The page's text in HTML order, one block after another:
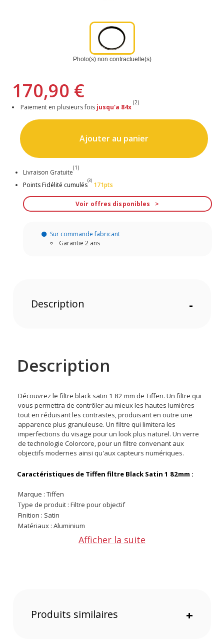
Photo(s) non contractuelle(s)
170,90 €
Paiement en plusieurs fois jusqu'a 84x
(2)
Ajouter au panier
Livraison Gratuite
(1)
Points Fidélité cumulés
(3)
171pts
Voir offres disponibles
Sur commande fabricant
Garantie 2 ans
Description -
Description
Découvrez le filtre black satin 1 82 mm de Tiffen. Un filtre qui
vous permettra de contrôler au mieux les hautes lumières
tout en réduisant les contrastes, produisant en outre une
apparence plus granuleuse. Un filtre qui limitera les
imperfections du visage pour un look plus naturel. Un verre
de technologie Colorcore, pour un filtre convenant aux
objectifs modernes ainsi qu'aux capteurs numériques.
Caractéristiques de Tiffen filtre Black Satin 1 82mm :
Marque : Tiffen
Type de produit : Filtre pour objectif
Finition : Satin
Matériaux : Aluminium
Référence : 82blacksatin1
Offre valable jusqu'au 07-08-2026 inclus.
Afficher la suite
Produits similaires +